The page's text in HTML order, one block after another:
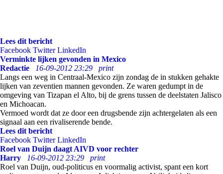
Lees dit bericht
Facebook Twitter LinkedIn
Verminkte lijken gevonden in Mexico
Redactie
16-09-2012 23:29
print
Langs een weg in Centraal-Mexico zijn zondag de in stukken gehakte
lijken van zeventien mannen gevonden. Ze waren gedumpt in de
omgeving van Tizapan el Alto, bij de grens tussen de deelstaten Jalisco
en Michoacan.
Vermoed wordt dat ze door een drugsbende zijn achtergelaten als een
signaal aan een rivaliserende bende.
Lees dit bericht
Facebook Twitter LinkedIn
Roel van Duijn daagt AIVD voor rechter
Harry
16-09-2012 23:29
print
Roel van Duijn, oud-politicus en voormalig activist, spant een kort